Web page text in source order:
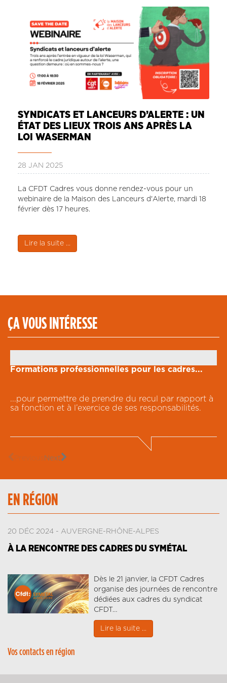
LE CREFAC
L’OBSERVATOIRE DES CADRES
SYNDICATS ET LANCEURS D’ALERTE : UN
ÉTAT DES LIEUX TROIS ANS APRÈS LA
LOI WASERMAN
28 JAN 2025
La CFDT Cadres vous donne rendez-vous pour un
webinaire de la Maison des Lanceurs d'Alerte, mardi 18
février dès 17 heures.
Lire la suite ...
ÇA VOUS INTÉRESSE
Formations professionnelles pour les cadres...
...pour permettre de prendre du recul par rapport à
sa fonction et à l’exercice de ses responsabilités.
Previous Next
EN RÉGION
20 DÉC 2024 AUVERGNE-RHÔNE-ALPES
À LA RENCONTRE DES CADRES DU SYMÉTAL
Dès le 21 janvier, la CFDT Cadres
organise des journées de rencontre
dédiées aux cadres du syndicat
CFDT…
Lire la suite ...
Vos contacts en région